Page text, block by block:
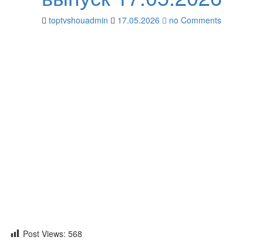
toptvshouadmin 17.05.2026 no Comments
Post Views: 568